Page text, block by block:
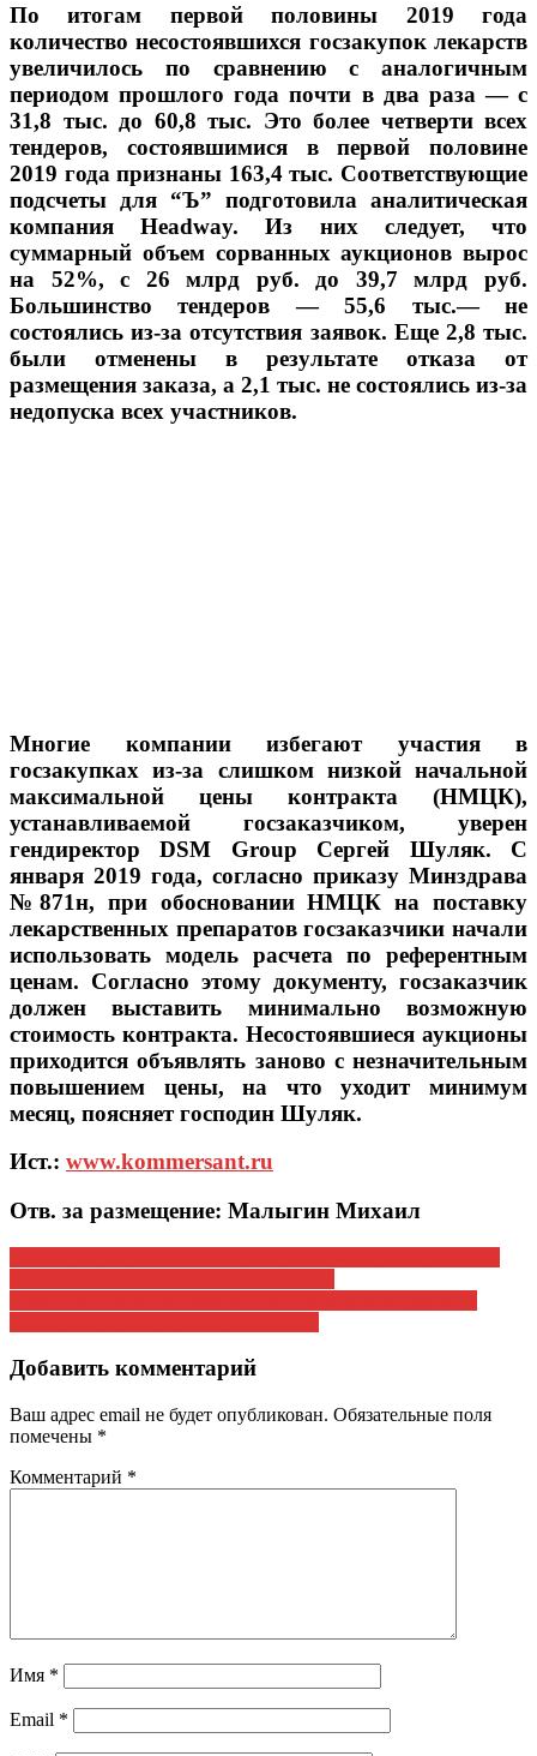
По итогам первой половины 2019 года
количество несостоявшихся госзакупок лекарств
увеличилось по сравнению с аналогичным
периодом прошлого года почти в два раза — с
31,8 тыс. до 60,8 тыс. Это более четверти всех
тендеров, состоявшимися в первой половине
2019 года признаны 163,4 тыс. Соответствующие
подсчеты для “Ъ” подготовила аналитическая
компания Headway. Из них следует, что
суммарный объем сорванных аукционов вырос
на 52%, с 26 млрд руб. до 39,7 млрд руб.
Большинство тендеров — 55,6 тыс.— не
состоялись из-за отсутствия заявок. Еще 2,8 тыс.
были отменены в результате отказа от
размещения заказа, а 2,1 тыс. не состоялись из-за
недопуска всех участников.
Многие компании избегают участия в
госзакупках из-за слишком низкой начальной
максимальной цены контракта (НМЦК),
устанавливаемой госзаказчиком, уверен
гендиректор DSM Group Сергей Шуляк. С
января 2019 года, согласно приказу Минздрава
№871н, при обосновании НМЦК на поставку
лекарственных препаратов госзаказчики начали
использовать модель расчета по референтным
ценам. Согласно этому документу, госзаказчик
должен выставить минимально возможную
стоимость контракта. Несостоявшиеся аукционы
приходится объявлять заново с незначительным
повышением цены, на что уходит минимум
месяц, поясняет господин Шуляк.
Ист.: www.kommersant.ru
Отв. за размещение: Малыгин Михаил
Навигация
по
записям
Добавить комментарий
Ваш адрес email не будет опубликован. Обязательные поля
помечены *
Комментарий *
Имя *
Email *